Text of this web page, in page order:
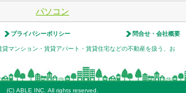
パソコン
プライバシーポリシー 問合せ・会社概要
マンション・賃貸アパート・賃貸住宅などの不動産を扱う、お
(C) ABLE INC. All rights reserved.